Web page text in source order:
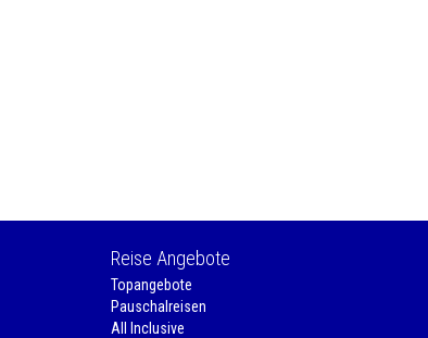
Reise Angebote
Topangebote
Pauschalreisen
All Inclusive